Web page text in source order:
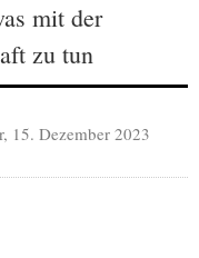
mit der
zu tun
15. Dezember 2023